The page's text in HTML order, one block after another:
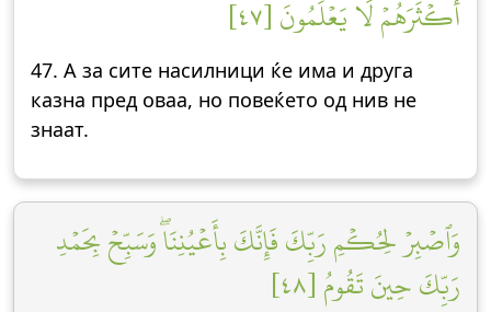
أَكۡثَرَهُمۡ لَا يَعۡلَمُونَ [٤٧]
47. А за сите насилници ќе има и друга
казна пред оваа, но повеќето од нив не
знаат.
وَٱصۡبِرۡ لِحُكۡمِ رَبِّكَ فَإِنَّكَ بِأَعۡيُنِنَاۖ وَسَبِّحۡ بِحَمۡدِ
رَبِّكَ حِينَ تَقُومُ [٤٨]